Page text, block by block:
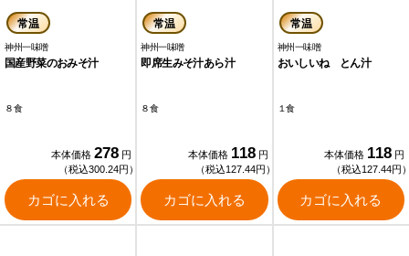
常温
神州一味噌
国産野菜のおみそ汁
８食
本体価格 278 円
（税込300.24円）
カゴに入れる
常温
神州一味噌
即席生みそ汁あら汁
８食
本体価格 118 円
（税込127.44円）
カゴに入れる
常温
神州一味噌
おいしいね とん汁
１食
本体価格 118 円
（税込127.44円
カゴに入れる